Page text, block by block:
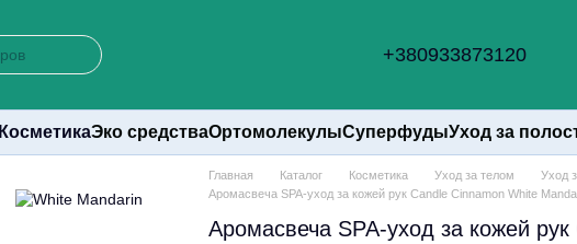
+380933873120
КосметикаЭко средстваОртомолекулыСуперфудыУход за
Главная Каталог Косметика Уход за телом
Уход
Аромасвеча SPA-уход за кожей рук Candle Cinnamon White
Аромасвеча SPA-уход за кожей